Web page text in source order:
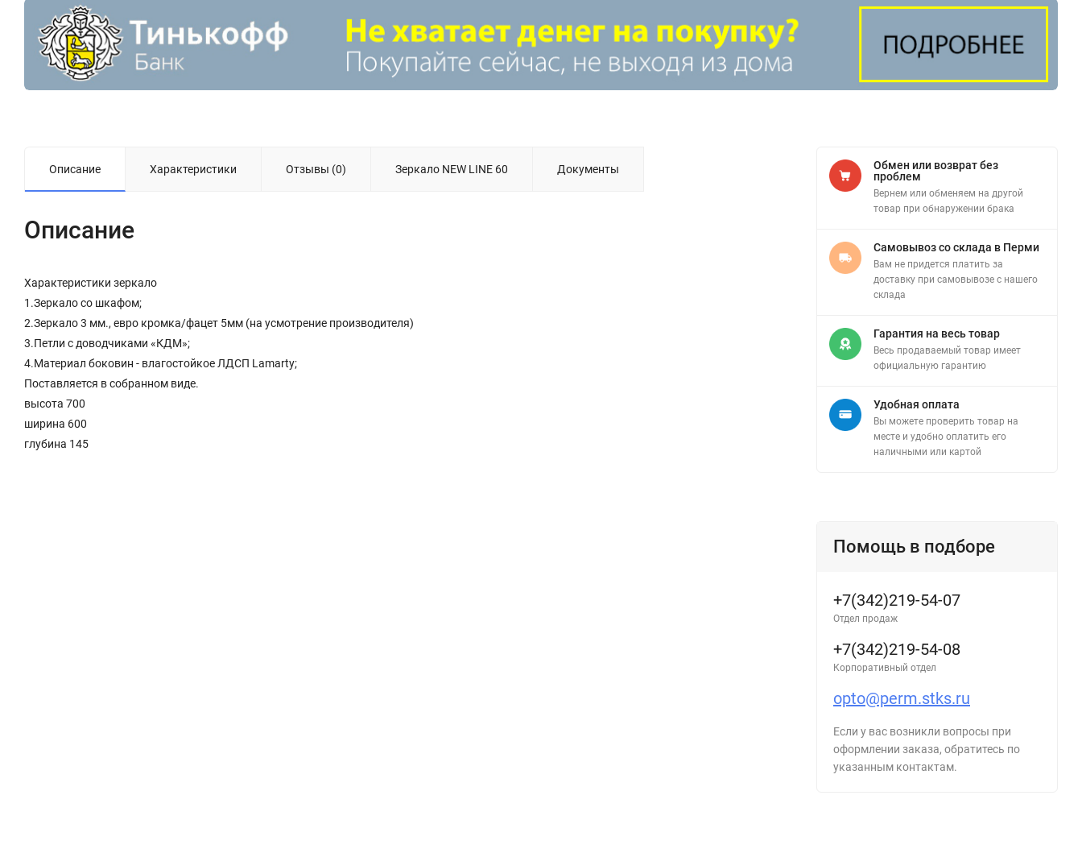
Описание Характеристики Отзывы (0) Зеркало NEW LINE 60 Документы
Описание
Характеристики зеркало
1.Зеркало со шкафом;
2.Зеркало 3 мм., евро кромка/фацет 5мм (на усмотрение производителя)
3.Петли с доводчиками «КДМ»;
4.Материал боковин - влагостойкое ЛДСП Lamarty;
Поставляется в собранном виде.
высота 700
ширина 600
глубина 145
Обмен или возврат без
проблем
Вернем или обменяем на другой
товар при обнаружении брака
Самовывоз со склада в Перми
Вам не придется платить за
доставку при самовывозе с нашего
склада
Гарантия на весь товар
Весь продаваемый товар имеет
официальную гарантию
Удобная оплата
Вы можете проверить товар на
месте и удобно оплатить его
наличными или картой
Помощь в подборе
+7(342)219-54-07
Отдел продаж
+7(342)219-54-08
Корпоративный отдел
opto@perm.stks.ru
Если у вас возникли вопросы при
оформлении заказа, обратитесь по
указанным контактам.